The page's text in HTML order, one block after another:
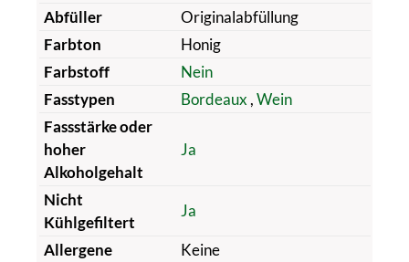
Abfüller
Originalabfüllung
Farbton
Honig
Farbstoff
Nein
Fasstypen
Bordeaux ,Wein
Fassstärke oder
hoher
Alkoholgehalt
Ja
Nicht
Kühlgefiltert
Ja
Allergene
Keine